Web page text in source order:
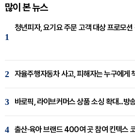
많이 본 뉴스
1
청년피자, 요기요 주문 고객 대상 프로모션
2 자율주행자동차 사고, 피해자는 누구에게
3 바로픽, 라이브커머스 상품 소싱 확대...방
4 출산·육아 브랜드 400여 곳 참여 킨텍스